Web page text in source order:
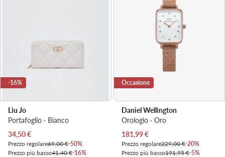
-16%
Liu Jo
Portafoglio · Bianco
Prezzo attuale
34,50€
Prezzo regolare69,00 €-50%
Prezzo più basso41,40 €-16%
Occasione
Daniel Wellington
Orologio · Oro
Prezzo attuale
181,99€
Prezzo regolare229,00 €-20%
Prezzo più basso191,95 €-5%